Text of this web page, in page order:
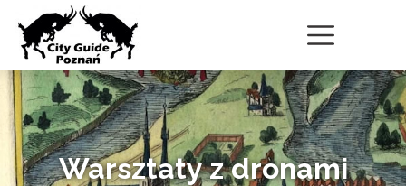
Warsztaty z dronami